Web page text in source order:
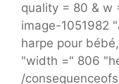
quality = 80 & w
image-1051982
harpe pour
"width =" 806
/